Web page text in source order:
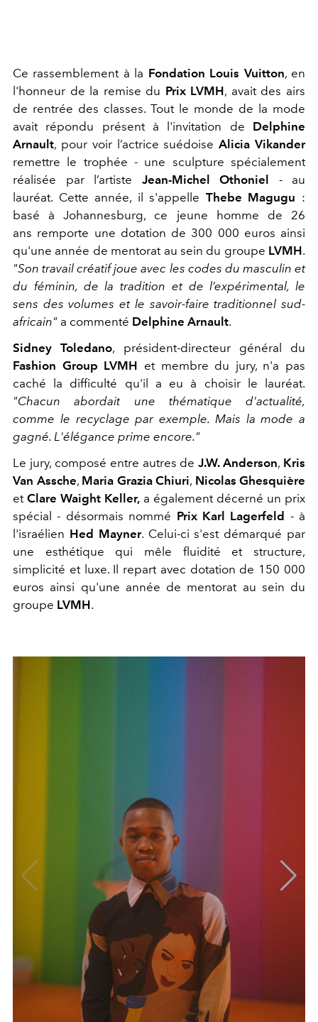
Ce rassemblement à la Fondation Louis Vuitton, en
l'honneur de la remise du Prix LVMH, avait des airs
de rentrée des classes. Tout le monde de la mode
avait répondu présent à l'invitation de Delphine
Arnault, pour voir l’actrice suédoiseAlicia Vikander
remettre le trophée - une sculpture spécialement
réalisée par l’artiste Jean-Michel Othoniel
- au
lauréat. Cette année, il s'appelle Thebe Magugu :
basé à Johannesburg, ce jeune homme de 26
ans remporte une dotation de 300 000 euros ainsi
qu'une année de mentorat au sein du groupe LVMH.
"Son travail créatif joue avec les codes du masculin et
du féminin, de la tradition et de l’expérimental, le
sens des volumes et le savoir-faire traditionnel sud-
africain" a commenté Delphine Arnault.
Sidney Toledano, président-directeur général du
Fashion Group LVMH et membre du jury, n'a pas
caché la difficulté qu'il a eu à choisir le lauréat.
"Chacun abordait une thématique d'actualité,
comme le recyclage par exemple. Mais la mode a
gagné. L'élégance prime encore."
Le jury, composé entre autres deJ.W. Anderson, Kris
Van Assche, Maria Grazia Chiuri, Nicolas Ghesquière
et Clare Waight Keller, a également décerné un prix
spécial - désormais nommé Prix Karl Lagerfeld - à
l'israélien Hed Mayner. Celui-ci s'est démarqué par
une esthétique qui mêle fluidité et structure,
simplicité et luxe. Il repart avec dotation de 150 000
euros ainsi qu'une année de mentorat au sein du
groupe LVMH.